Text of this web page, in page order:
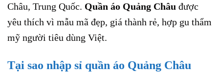
Châu, Trung Quốc. Quần áo Quảng Châu được
yêu thích vì mẫu mã đẹp, giá thành rẻ, hợp gu thẩm
mỹ người tiêu dùng Việt.
Tại sao nhập sỉ quần áo Quảng Châu